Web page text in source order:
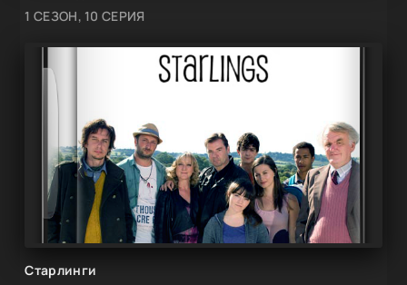
1 СЕЗОН, 10 СЕРИЯ
Старлинги